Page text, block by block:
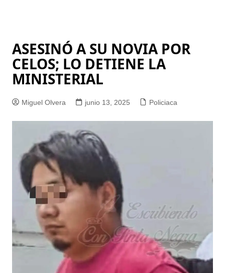
ASESINÓ A SU NOVIA POR
CELOS; LO DETIENE LA
MINISTERIAL
Miguel Olvera junio 13, 2025 Policiaca